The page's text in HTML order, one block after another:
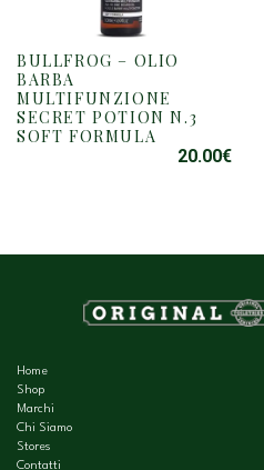
BULLFROG – OLIO
BARBA
MULTIFUNZIONE
SECRET POTION N.3
SOFT FORMULA
20.00€
Home
Shop
Marchi
Chi Siamo
Stores
Contatti